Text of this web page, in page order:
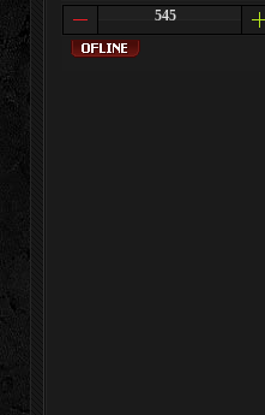
545